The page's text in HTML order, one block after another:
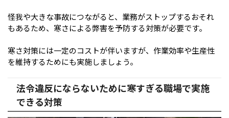
怪我や大きな事故につながると、業務がストップするおそれ
もあるため、寒さによる弊害を予防する対策が必要です。
寒さ対策には一定のコストが伴いますが、作業効率や生産性
を維持するためにも実施しましょう。
法令違反にならないために寒すぎる職場で実施
できる対策